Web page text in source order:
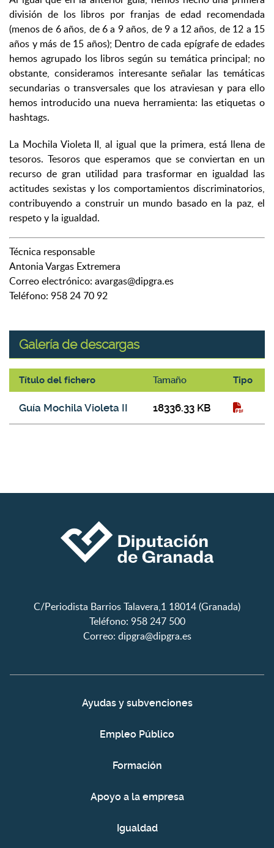
división de los libros por franjas de edad recomendada
(menos de 6 años, de 6 a 9 años, de 9 a 12 años, de 12 a 15
años y más de 15 años); Dentro de cada epígrafe de edades
hemos agrupado los libros según su temática principal; no
obstante, consideramos interesante señalar las temáticas
secundarias o transversales que los atraviesan y para ello
hemos introducido una nueva herramienta: las etiquetas o
hashtags.
La Mochila Violeta II, al igual que la primera, está llena de
tesoros. Tesoros que esperamos que se conviertan en un
recurso de gran utilidad para trasformar en igualdad las
actitudes sexistas y los comportamientos discriminatorios,
contribuyendo a construir un mundo basado en la paz, el
respeto y la igualdad.
Técnica responsable
Antonia Vargas Extremera
Correo electrónico: avargas@dipgra.es
Teléfono: 958 24 70 92
Galería de descargas
Título del fichero Tamaño Tipo
Guía Mochila Violeta II 18336.33 KB
C/Periodista Barrios Talavera,1 18014 (Granada)
Teléfono: 958 247 500
Correo: dipgra@dipgra.es
Ayudas y subvenciones
Empleo Público
Formación
Apoyo a la empresa
Igualdad